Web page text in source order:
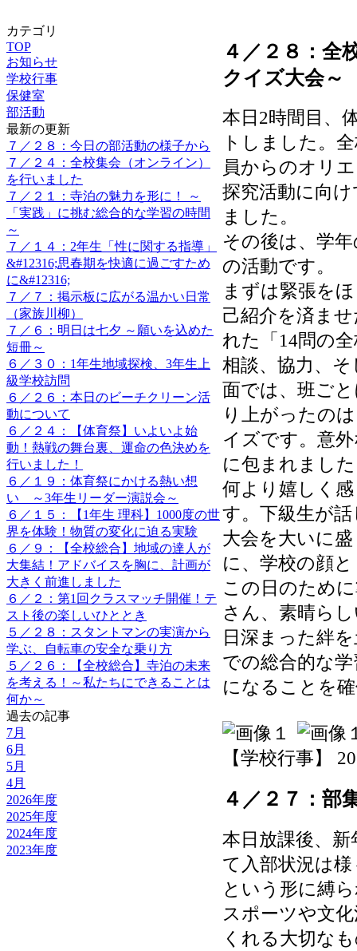
カテゴリ
TOP
お知らせ
学校行事
保健室
部活動
最新の更新
７／２８：今日の部活動の様子から
７／２４：全校集会（オンライン）
を行いました
７／２１：寺泊の魅力を形に！ ～
「実践」に挑む総合的な学習の時間
～
７／１４：2年生「性に関する指導」
&#12316;思春期を快適に過ごすため
に&#12316;
７／７：掲示板に広がる温かい日常
（家族川柳）
７／６：明日は七夕 ～願いを込めた
短冊～
６／３０：1年生地域探検、3年生上
級学校訪問
６／２６：本日のビーチクリーン活
動について
６／２４：【体育祭】いよいよ始
動！熱戦の舞台裏、運命の色決めを
行いました！
６／１９：体育祭にかける熱い想
い ～3年生リーダー演説会～
６／１５：【1年生 理科】1000度の世
界を体験！物質の変化に迫る実験
６／９：【全校総合】地域の達人が
大集結！アドバイスを胸に、計画が
大きく前進しました
６／２：第1回クラスマッチ開催！テ
スト後の楽しいひととき
５／２８：スタントマンの実演から
学ぶ、自転車の安全な乗り方
５／２６：【全校総合】寺泊の未来
を考える！～私たちにできることは
何か～
過去の記事
7月
6月
5月
4月
2026年度
2025年度
2024年度
2023年度
４／２８：全
クイズ大会～
本日2時間目、
トしました。
員からのオリ
探究活動に向
ました。
その後は、学
の活動です。
まずは緊張を
己紹介を済ま
れた「14問の
相談、協力、
面では、班ご
り上がったの
イズです。意
に包まれまし
何より嬉しく
す。下級生が
大会を大いに
に、学校の顔
この日のため
さん、素晴ら
日深まった絆
での総合的な
になることを
【学校行事】
４／２７：部
本日放課後、
て入部状況は
という形に縛
スポーツや文
くれる大切な